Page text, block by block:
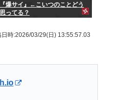
『爆サイ』←こいつのことどう
思ってる？
日時:2026/03/29(日) 13:55:57.03